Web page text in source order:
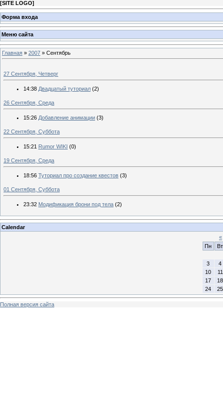
[SITE LOGO]
Форма входа
Меню сайта
Главная » 2007 » Сентябрь
27 Сентября, Четверг
14:38 Двадцатый туториал (2)
26 Сентября, Среда
15:26 Добавление анимации (3)
22 Сентября, Суббота
15:21 Rumor WIKI (0)
19 Сентября, Среда
18:56 Туториал про создание квестов (3)
01 Сентября, Суббота
23:32 Модификация брони под тела (2)
Calendar
«
Пн
Вт
3
4
10
11
17
18
24
25
Полная версия сайта